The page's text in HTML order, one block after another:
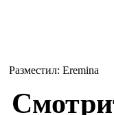
Разместил: Eremina